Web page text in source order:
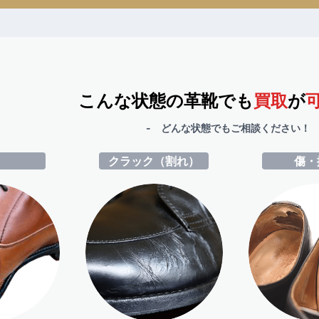
こんな状態の革靴でも買取が
- どんな状態でもご相談ください
クラック（割れ） 傷